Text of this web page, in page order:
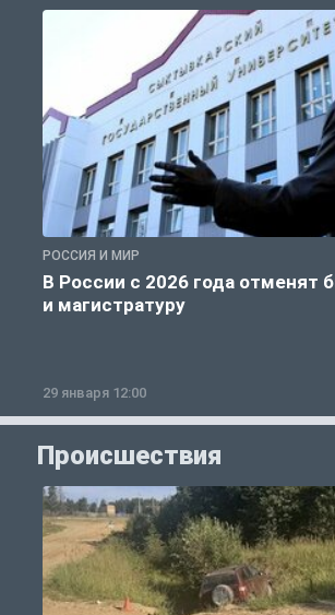
РОССИЯ И МИР
В России с 2026 года отменят
и магистратуру
29 января 12:00
Происшествия